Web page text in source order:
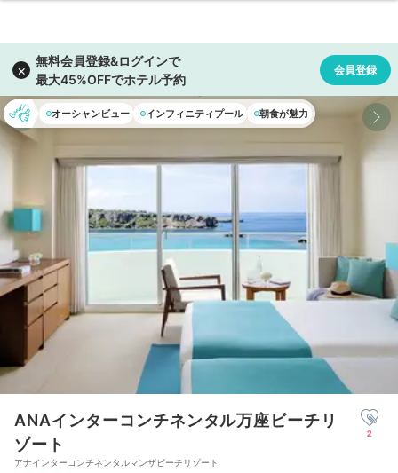
オーシャンビュー インフィニティプール 朝食が魅力
ANAインターコンチネンタル万座ビーチリ
ゾート
アナインターコンチネンタルマンザビーチリゾート
2